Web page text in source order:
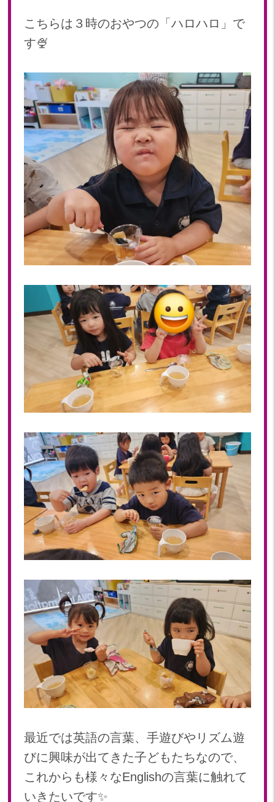
2018年 07月(20)
2018年 06月(21)
こちらは３時のおやつの「ハロハロ」で
す🍨
最近では英語の言葉、手遊びやリズム遊
びに興味が出てきた子どもたちなので、
これからも様々なEnglishの言葉に触れて
いきたいです✨